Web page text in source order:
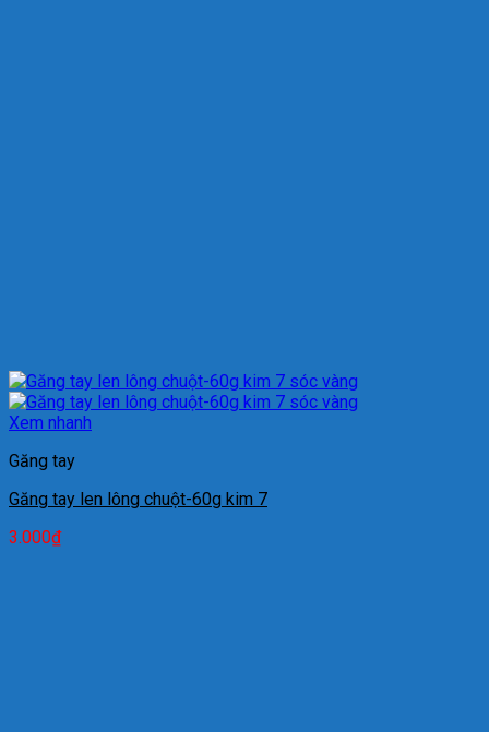
Xem nhanh
Găng tay
Găng tay len lông chuột-60g kim 7
3.000₫